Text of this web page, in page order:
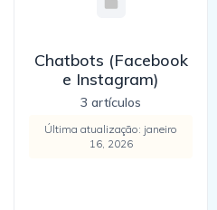
Chatbots (Facebook
e Instagram)
3 artículos
Última atualização: janeiro
16, 2026